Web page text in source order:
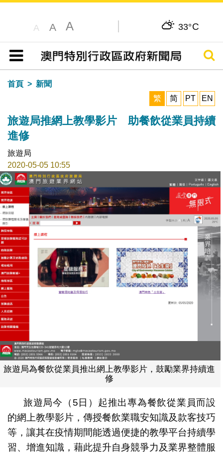
A A A 33°C
目錄
搜尋
首頁
新聞
繁
简 PT EN
旅遊局推網上教學影片 助餐飲從業員持續
進修
旅遊局
2020-05-05 10:55
旅遊局為餐飲從業員推出網上教學影片，鼓勵業界持續進
修
旅遊局今（5日）起推出專為餐飲從業員而設
的網上教學影片，傳授餐飲業職安知識及款客技巧
等，讓其在疫情期間能透過便捷的教學平台持續學
習、增進知識，藉此提升自身競爭力及業界整體服